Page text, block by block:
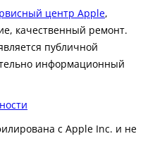
центр Apple,
качественный ремонт.
публичной
информационный
c Apple Inc. и не